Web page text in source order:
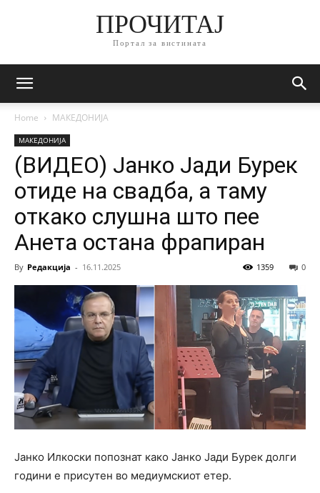
ПРОЧИТАЈ
Портал за вистината
Home МАКЕДОНИЈА
МАКЕДОНИЈА
(ВИДЕО) Јанко Јади Бурек
отиде на свадба, а таму
откако слушна што пее
Анета остана фрапиран
By Редакција - 16.11.2025 0
1359
Јанко Илкоски попознат како Јанко Јади Бурек долги
години е присутен во медиумскиот етер.